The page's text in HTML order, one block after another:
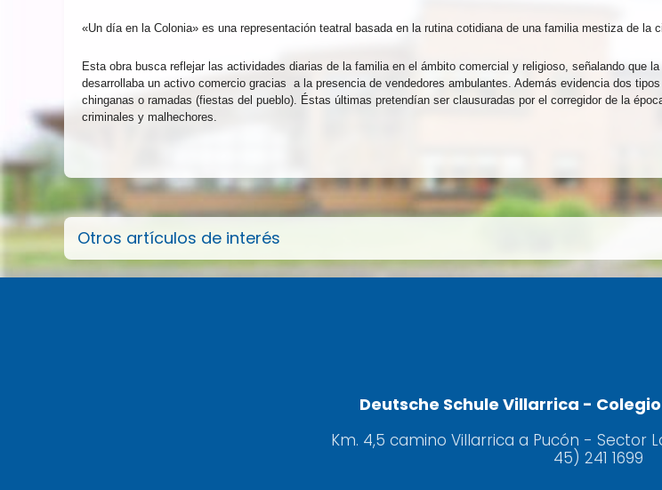
«Un día en la Colonia» es una representación teatral basada en la rutina cotidiana de una familia mestiza de la
Esta obra busca reflejar las actividades diarias de la familia en el ámbito comercial y religioso, señalando que
desarrollaba un activo comercio gracias a la presencia de vendedores ambulantes. Además evidencia dos
chinganas o ramadas (fiestas del pueblo). Éstas últimas pretendían ser clausuradas por el corregidor de la
criminales y malhechores.
Otros artículos de interés
Deutsche Schule Villarrica -
Km. 4,5 camino Villarrica a Pucón - Sector
45) 241 1699